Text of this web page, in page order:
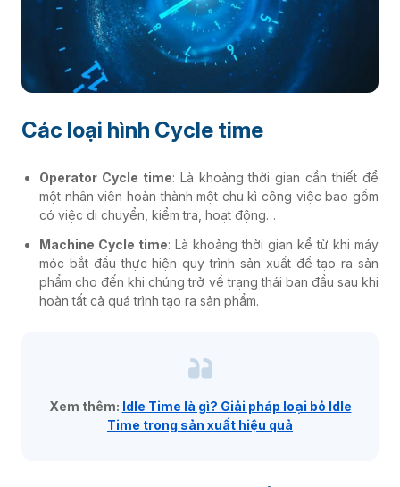
Các loại hình Cycle time
Operator Cycle time: Là khoảng thời gian cần thiết để
một nhân viên hoàn thành một chu kì công việc bao gồm
có việc di chuyển, kiểm tra, hoạt động…
Machine Cycle time: Là khoảng thời gian kể từ khi máy
móc bắt đầu thực hiện quy trình sản xuất để tạo ra sản
phẩm cho đến khi chúng trở về trạng thái ban đầu sau khi
hoàn tất cả quá trình tạo ra sản phẩm.
Xem thêm: Idle Time là gì? Giải pháp loại bỏ Idle
Time trong sản xuất hiệu quả